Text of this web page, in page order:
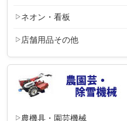
ネオン・看板
店舗用品その他
農機具・園芸機械